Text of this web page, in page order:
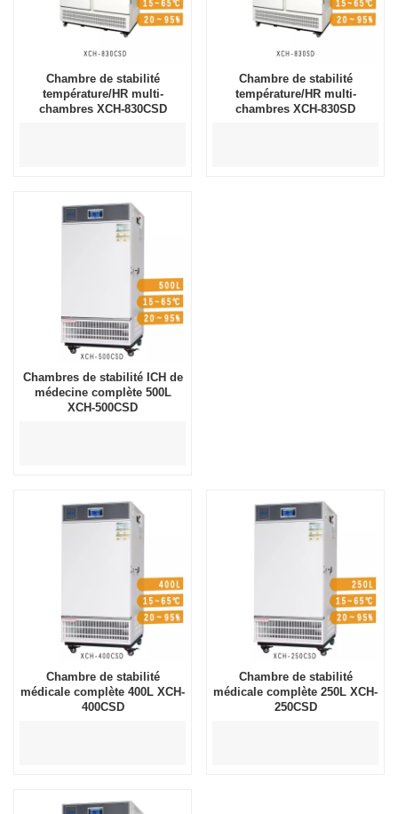
Chambre de stabilité
température/HR multi-
chambres XCH-830CSD
Chambre de stabilité
température/HR multi-
chambres XCH-830SD
Chambres de stabilité ICH de
médecine complète 500L
XCH-500CSD
Chambre de stabilité
médicale complète 400L XCH-
400CSD
Chambre de stabilité
médicale complète 250L XCH-
250CSD